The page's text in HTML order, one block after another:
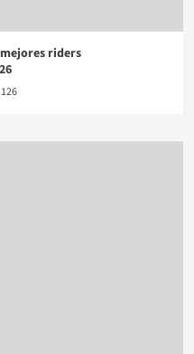
riders
126